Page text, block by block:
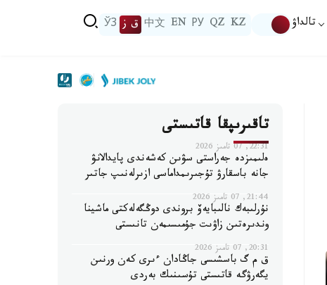
تالداۋ KZ
QZ
РУ
EN
中文 ق ز ЎЗ
تاقىرىپقا قاتىستى
22:31, 07 تامىز 2026
ەلىمىزدە جەراستى سۋىن كەشەندى پايدالانۋ
جانە باسقارۋ تۇجىرىمداماسى ازىرلەنىپ جاتىر
21:44, 07 تامىز 2026
نۇرلىبەك نالىبايەۆ بروندى دوڭگەلەكتى ماشينا
وندىرەتىن زاۋىت جۇمىسىمەن تانىستى
20:31, 07 تامىز 2026
ق م گ باسشىسى جاڭادان ءىرى كەن ورنىن
يگەرۋگە قاتىستى تۇسىنىك بەردى